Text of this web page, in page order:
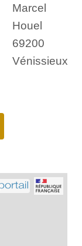
Marcel
Houel
69200
Vénissieux